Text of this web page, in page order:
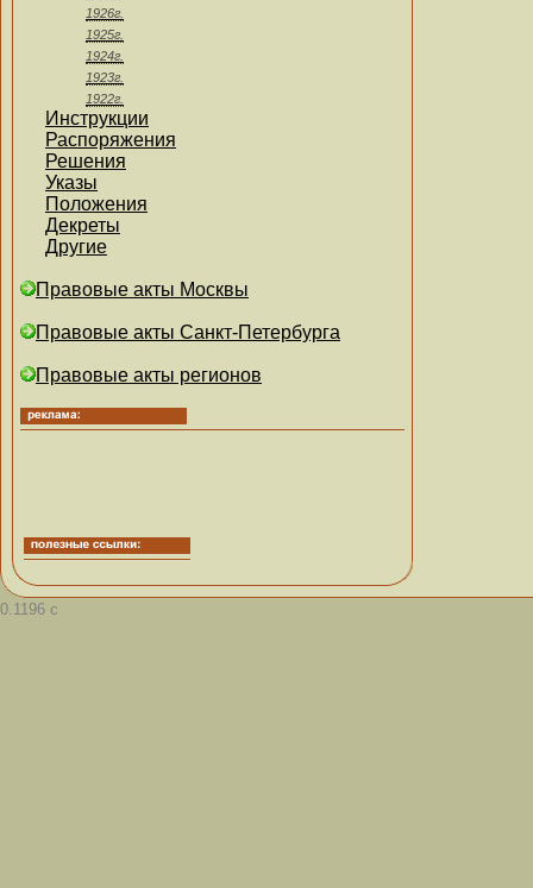
1926г.
1925г.
1924г.
1923г.
1922г.
Инструкции
Распоряжения
Решения
Указы
Положения
Декреты
Другие
Правовые акты Москвы
Правовые акты Санкт-Петербурга
Правовые акты регионов
0.1196 с